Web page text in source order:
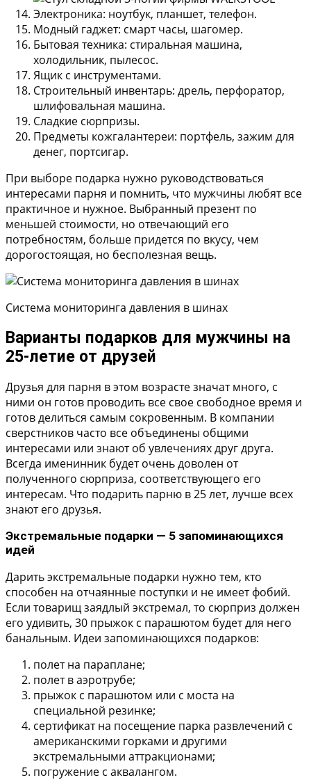
Электроника: ноутбук, планшет, телефон.
Модный гаджет: смарт часы, шагомер.
Бытовая техника: стиральная машина,
холодильник, пылесос.
Ящик с инструментами.
Строительный инвентарь: дрель, перфоратор,
шлифовальная машина.
Сладкие сюрпризы.
Предметы кожгалантереи: портфель, зажим для
денег, портсигар.
При выборе подарка нужно руководствоваться
интересами парня и помнить, что мужчины любят все
практичное и нужное. Выбранный презент по
меньшей стоимости, но отвечающий его
потребностям, больше придется по вкусу, чем
дорогостоящая, но бесполезная вещь.
Система мониторинга давления в шинах
Варианты подарков для мужчины на
25-летие от друзей
Друзья для парня в этом возрасте значат много, с
ними он готов проводить все свое свободное время и
готов делиться самым сокровенным. В компании
сверстников часто все объединены общими
интересами или знают об увлечениях друг друга.
Всегда именинник будет очень доволен от
полученного сюрприза, соответствующего его
интересам. Что подарить парню в 25 лет, лучше всех
знают его друзья.
Экстремальные подарки — 5 запоминающихся
идей
Дарить экстремальные подарки нужно тем, кто
способен на отчаянные поступки и не имеет фобий.
Если товарищ заядлый экстремал, то сюрприз должен
его удивить, 30 прыжок с парашютом будет для него
банальным. Идеи запоминающихся подарков:
полет на параплане;
полет в аэротрубе;
прыжок с парашютом или с моста на
специальной резинке;
сертификат на посещение парка развлечений с
американскими горками и другими
экстремальными аттракционами;
погружение с аквалангом.